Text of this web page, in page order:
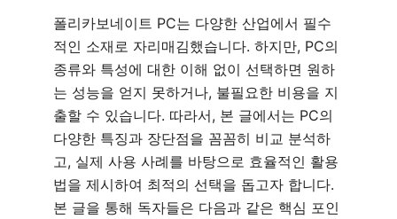
폴리카보네이트 PC는 다양한 산업에서 필수
적인 소재로 자리매김했습니다. 하지만, PC의
종류와 특성에 대한 이해 없이 선택하면 원하
는 성능을 얻지 못하거나, 불필요한 비용을 지
출할 수 있습니다. 따라서, 본 글에서는 PC의
다양한 특징과 장단점을 꼼꼼히 비교 분석하
고, 실제 사용 사례를 바탕으로 효율적인 활용
법을 제시하여 최적의 선택을 돕고자 합니다.
본 글을 통해 독자들은 다음과 같은 핵심 포인